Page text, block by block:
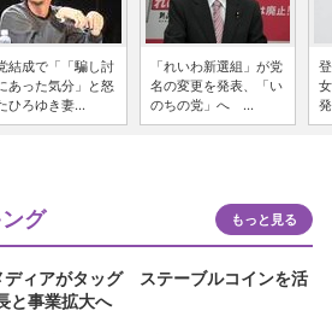
結成で「「騙し討
あった気分」と怒
ひろゆき妻...
「れいわ新選組」が党
名の変更を発表、「い
のちの党」へ ...
グ もっと見る
ディアがタッグ ステーブルコインを活
と事業拡大へ